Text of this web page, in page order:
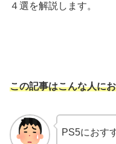
４選を解説します。
この記事はこんな人に
PS5におす